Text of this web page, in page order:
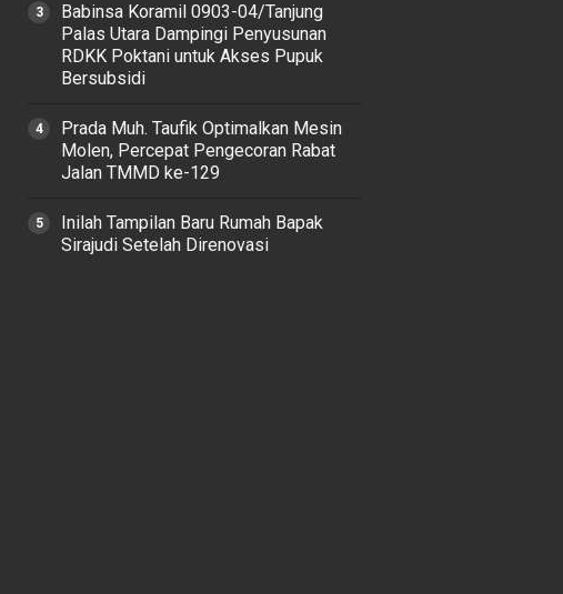
‎Babinsa Koramil 0903-04/Tanjung
Palas Utara Dampingi Penyusunan
RDKK Poktani untuk Akses Pupuk
Bersubsidi
Prada Muh. Taufik Optimalkan Mesin
Molen, Percepat Pengecoran Rabat
Jalan TMMD ke-129
Inilah Tampilan Baru Rumah Bapak
Sirajudi Setelah Direnovasi